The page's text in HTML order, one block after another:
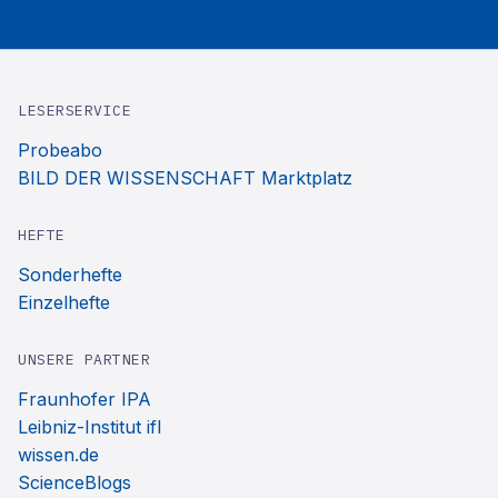
LESERSERVICE
Probeabo
BILD DER WISSENSCHAFT Marktplatz
HEFTE
Sonderhefte
Einzelhefte
UNSERE PARTNER
Fraunhofer IPA
Leibniz-Institut ifl
wissen.de
ScienceBlogs